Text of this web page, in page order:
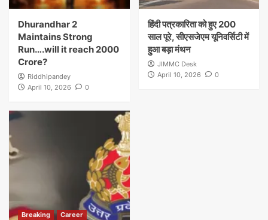
Dhurandhar 2
Maintains Strong
Run….will it reach 2000
Crore?
Riddhipandey
April 10, 2026
0
हिंदी पत्रकारिता को हुए 200
साल पूरे, सीएसजेएम यूनिवर्सिटी में
हुआ बड़ा मंथन
JIMMC Desk
April 10, 2026
0
Breaking
Career